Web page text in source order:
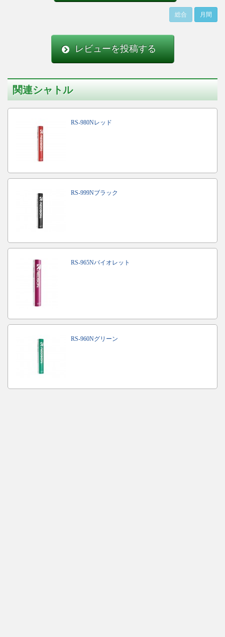
総合 月間
レビューを投稿する
関連シャトル
RS-980Nレッド
RS-999Nブラック
RS-965Nバイオレット
RS-960Nグリーン